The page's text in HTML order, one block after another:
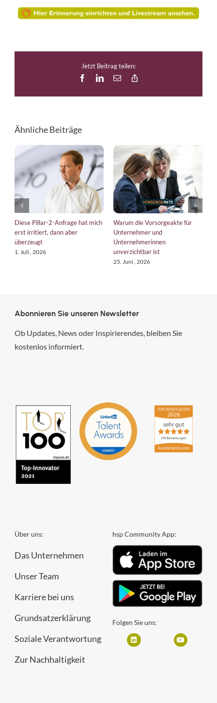
Jetzt Beitrag teilen:
FacebookLinkedIn
E-
Ähnliche Beiträge
Diese Pillar-2-Anfrage hat mich
erst irritiert, dann aber
überzeugt
1. Juli , 2026
Warum die Vorsorgeakte für
Unternehmer und
Unternehmerinnen
unverzichtbar ist
25. Juni , 2026
Abonnieren Sie unseren Newsletter
Ob Updates, News oder Inspirierendes, bleiben Sie
kostenlos informiert.
Über uns:
Das Unternehmen
Unser Team
Karriere bei uns
Grundsatzerklärung
Soziale Verantwortung
Zur Nachhaltigkeit
hsp Community App:
Folgen Sie uns: